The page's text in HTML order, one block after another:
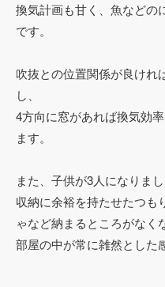
換気計画も甘く、魚などの
です。
吹抜との位置関係が良けれ
し、
4方向に窓があれば換気効
ます。
また、子供が3人になりま
収納に余裕を持たせたつも
ゃなど納まるところがなく
部屋の中が常に雑然とした